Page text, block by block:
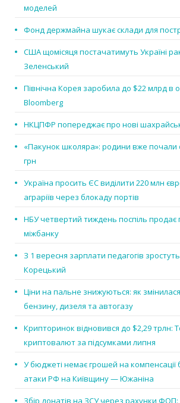
моделей
Фонд держмайна шукає склади для
США щомісяця постачатимуть Україні
Зеленський
Північна Корея заробила до $22 млрд в
Bloomberg
НКЦПФР попереджає про нові
«Пакунок школяра»: родини вже почали
грн
Україна просить ЄС виділити 220 млн
аграріїв через блокаду портів
НБУ четвертий тиждень поспіль продає
міжбанку
З 1 вересня зарплати педагогів
Корецький
Ціни на пальне знижуються: як
бензину, дизеля та автогазу
Крипторинок відновився до $2,29 трлн:
криптовалют за підсумками липня
У бюджеті немає грошей на компенсації
атаки РФ на Київщину — Южаніна
Збір донатів на ЗСУ через рахунки